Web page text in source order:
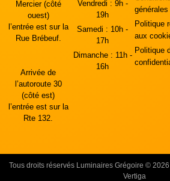
Mercier (côté
ouest)
l’entrée est sur la
Rue Brébeuf.
Arrivée de
l’autoroute 30
(côté est)
l’entrée est sur la
Rte 132.
Vendredi : 9h -
19h
Samedi : 10h -
17h
Dimanche : 11h -
16h
générales
Politique
aux
Politique
Tous droits réservés Luminaires Grégoire ©
Vertiga